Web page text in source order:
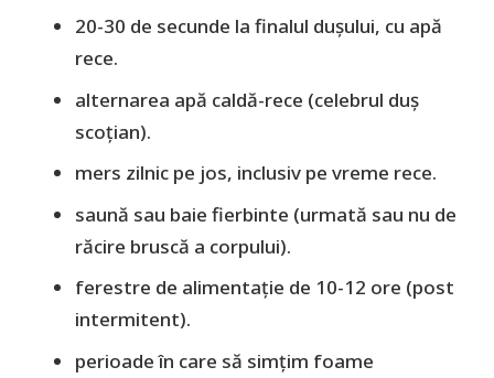
20-30 de secunde la finalul dușului, cu apă
rece.
alternarea apă caldă-rece (celebrul duş
scoţian).
mers zilnic pe jos, inclusiv pe vreme rece.
saună sau baie fierbinte (urmată sau nu de
răcire bruscă a corpului).
ferestre de alimentație de 10-12 ore (post
intermitent).
perioade în care să simţim foame